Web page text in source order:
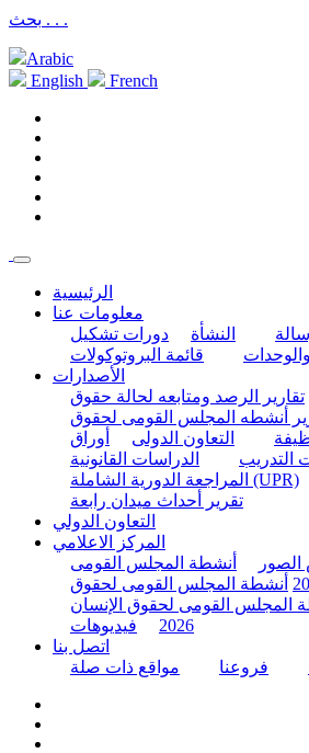
بحث . . .
Arabic
English
French
الرئيسية
معلومات عنا
النشأة
دورات تشكيل
قائمة البروتوكولات
الأصدارات
تقارير الرصد ومتابعه لحالة حقوق
أنشطه المجلس القومى لحقوق
التعاون الدولى
أوراق
التدريب
الدراسات القانونية
المراجعة الدورية الشاملة (UPR)
تقرير أحداث ميدان رابعة
التعاون الدولي
المركز الاعلامي
أنشطة المجلس القومى
أنشطة المجلس القومى لحقوق
المجلس القومى لحقوق الإنسان
2026
فيديوهات
اتصل بنا
فروعنا مواقع ذات صلة